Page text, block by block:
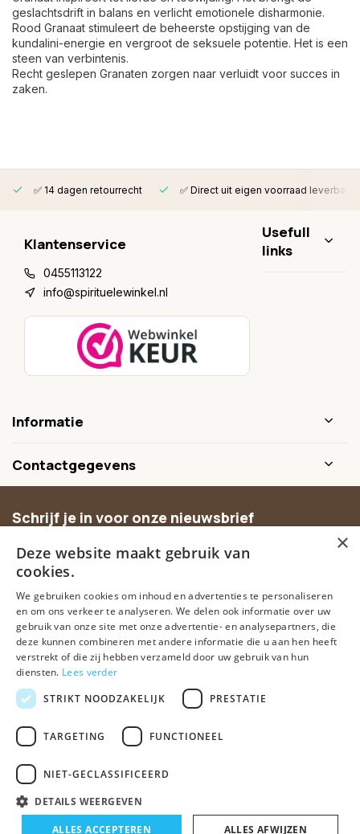
geslachtsdrift in balans en verlicht emotionele disharmonie.
Rood Granaat stimuleert de beheerste opstijging van de
kundalini-energie en vergroot de seksuele potentie. Het is een
steen van verbintenis.
Recht geslepen Granaten zorgen naar verluidt voor succes in
zaken.
✅ 14 dagen retourrecht ✅ Direct uit eigen voorraad leverbaar
Klantenservice
0455113122
info@spirituelewinkel.nl
Usefull
links
Informatie
Contactgegevens
Schrijf je in voor onze nieuwsbrief
aanbiedingen.
Abonneer
Algemene voorwaarden Disclaimer
© Spirituele winkel • Sinds 2006 • Dé vertrouwde spirituele webshop
×
Deze website maakt gebruik van
cookies.
We gebruiken cookies om inhoud en advertenties te personaliseren
en om ons verkeer te analyseren. We delen ook informatie over uw
gebruik van onze site met onze advertentie- en analysepartners, die
deze kunnen combineren met andere informatie die u aan hen heeft
verstrekt of die zij hebben verzameld door uw gebruik van hun
diensten. Lees verder
STRIKT NOODZAKELIJK
PRESTATIE
TARGETING FUNCTIONEEL
NIET-GECLASSIFICEERD
DETAILS WEERGEVEN
ALLES ACCEPTEREN ALLES AFWIJZEN